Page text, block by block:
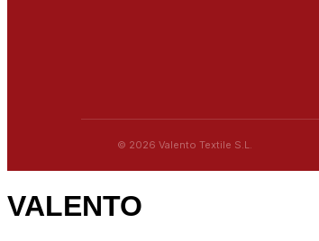
© 2026 Valento Textile S.L.
VALENTO